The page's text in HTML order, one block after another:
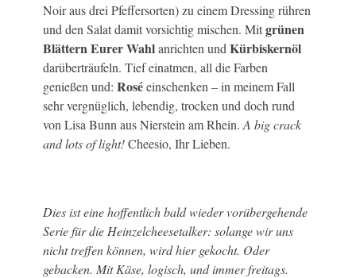
Noir aus drei Pfeffersorten) zu einem Dressing rühren
und den Salat damit vorsichtig mischen. Mitgrünen
Blättern Eurer Wahlanrichten und Kürbiskernöl
darüberträufeln. Tief einatmen, all die Farben
genießen und: Roséeinschenken – in meinem Fall
sehr vergnüglich, lebendig, trocken und doch rund
von Lisa Bunn aus Nierstein am Rhein. A big crack
and lots of light!Cheesio, Ihr Lieben.
Dies ist eine hoffentlich bald wieder vorübergehende
Serie für die Heinzelcheesetalker: solange wir uns
nicht treffen können, wird hier gekocht. Oder
gebacken. Mit Käse, logisch, und immer freitags.